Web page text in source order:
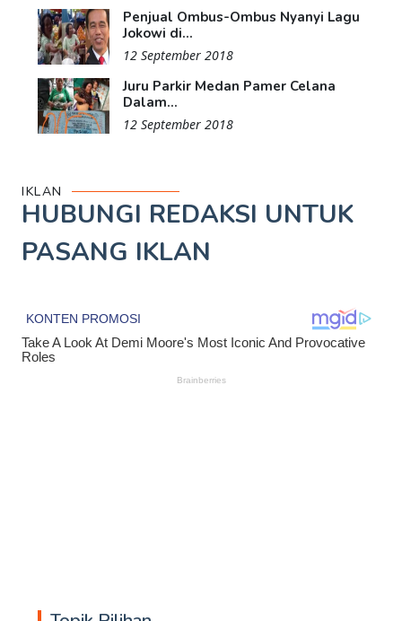
Penjual Ombus-Ombus Nyanyi Lagu
Jokowi di...
12 September 2018
Juru Parkir Medan Pamer Celana
Dalam...
12 September 2018
IKLAN
HUBUNGI REDAKSI UNTUK
PASANG IKLAN